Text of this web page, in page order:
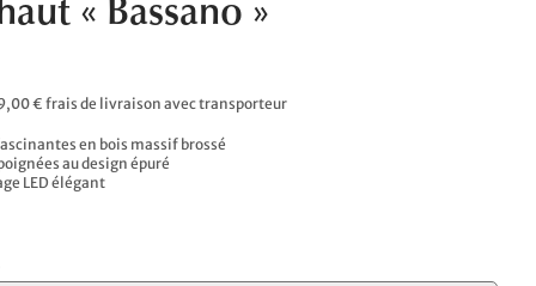
« Bassano »
€ frais de livraison avec transporteur
en bois massif brossé
au design épuré
LED élégant